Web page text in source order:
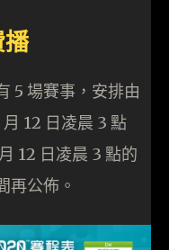
播
5 場賽事，安排由
12 日凌晨 3 點
12 日凌晨 3 點的
再公佈。